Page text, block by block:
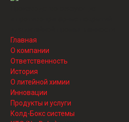
Главная
О компании
Ответственность
История
О литейной химии
Инновации
Продукты и услуги
Колд-Бокс системы